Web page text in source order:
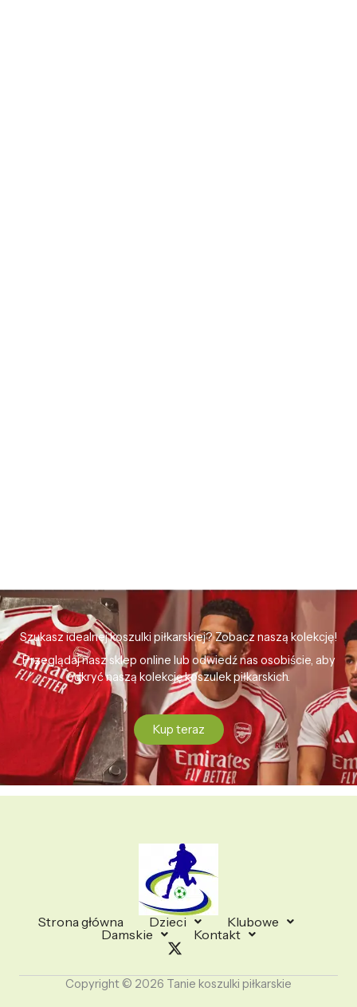
Szukasz idealnej koszulki piłkarskiej? Zobacz naszą kolekcję!
Przeglądaj nasz sklep online lub odwiedź nas osobiście, aby
odkryć naszą kolekcję koszulek piłkarskich.
Kup teraz
Strona główna Dzieci
Klubowe
Damskie
Kontakt
Copyright © 2026 Tanie koszulki piłkarskie